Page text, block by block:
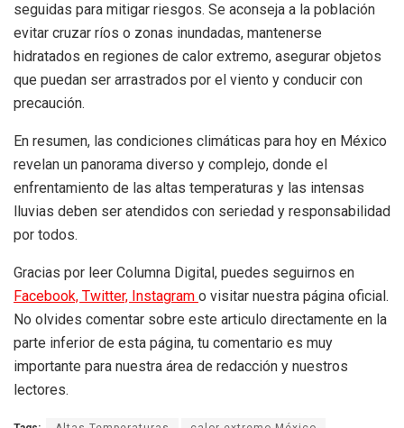
seguidas para mitigar riesgos. Se aconseja a la población
evitar cruzar ríos o zonas inundadas, mantenerse
hidratados en regiones de calor extremo, asegurar objetos
que puedan ser arrastrados por el viento y conducir con
precaución.
En resumen, las condiciones climáticas para hoy en México
revelan un panorama diverso y complejo, donde el
enfrentamiento de las altas temperaturas y las intensas
lluvias deben ser atendidos con seriedad y responsabilidad
por todos.
Gracias por leer Columna Digital, puedes seguirnos en
Facebook, Twitter, Instagram o visitar nuestra página oficial.
No olvides comentar sobre este articulo directamente en la
parte inferior de esta página, tu comentario es muy
importante para nuestra área de redacción y nuestros
lectores.